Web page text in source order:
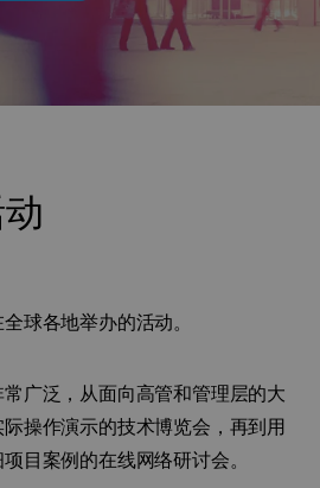
球各地举办的活动。
广泛，从面向高管和管理层的大
操作演示的技术博览会，再到用
目案例的在线网络研讨会。